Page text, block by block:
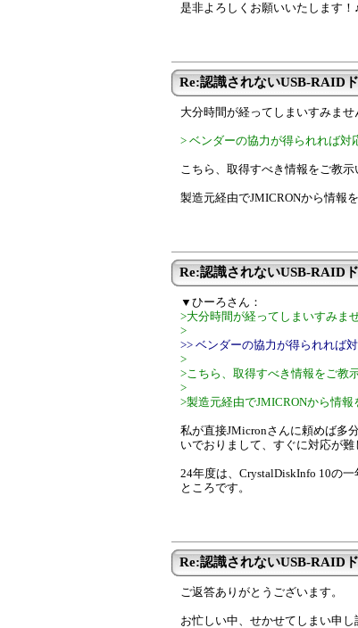
是非よろしくお願いいたします！
Re:認識されないUSB-RAID
大分時間が経ってしまいすみませ
> ベンダーの協力が得られれば対
こちら、取得すべき情報をご教示
製造元経由でJMICRONから情報
Re:認識されないUSB-RAID
▼ひーろさん：
>大分時間が経ってしまいすみませ
>
>> ベンダーの協力が得られれば
>
>こちら、取得すべき情報をご教
>
>製造元経由でJMICRONから情報
私が直接JMicronさんに頼めば多
いでおりまして、すぐに対応が難
24年度は、CrystalDiskInfo 10の
ところです。
Re:認識されないUSB-RAID
ご返答ありがとうございます。
お忙しい中、せかせてしまい申し